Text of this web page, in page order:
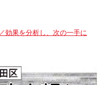
効果を分析し、次の一手に